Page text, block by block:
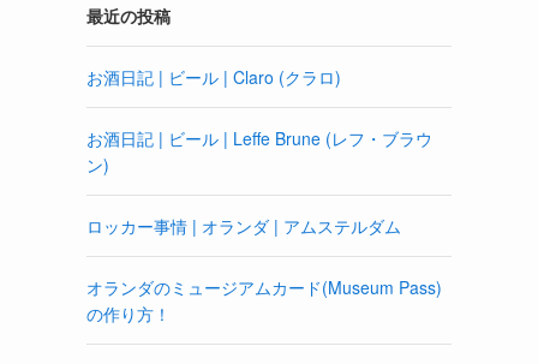
最近の投稿
お酒日記 | ビール | Claro (クラロ)
お酒日記 | ビール | Leffe Brune (レフ・ブラウ
ン)
ロッカー事情 | オランダ | アムステルダム
オランダのミュージアムカード(Museum Pass)
の作り方！